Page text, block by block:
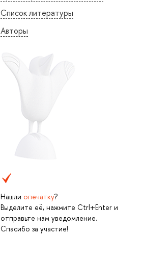
Список литературы
Авторы
Нашли опечатку?
Выделите её, нажмите Ctrl+Enter и
отправьте нам уведомление.
Спасибо за участие!